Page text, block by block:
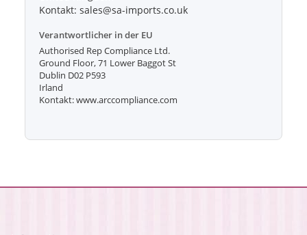
Kontakt: sales@sa-imports.co.uk
Verantwortlicher in der EU
Authorised Rep Compliance Ltd.
Ground Floor, 71 Lower Baggot St
Dublin D02 P593
Irland
Kontakt: www.arccompliance.com